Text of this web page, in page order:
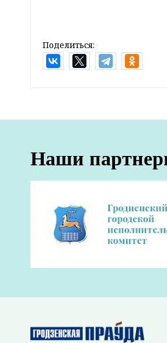
Поделиться:
19:51 08 июля 2026
информационный",
По словам Александра
защита личных
страны.